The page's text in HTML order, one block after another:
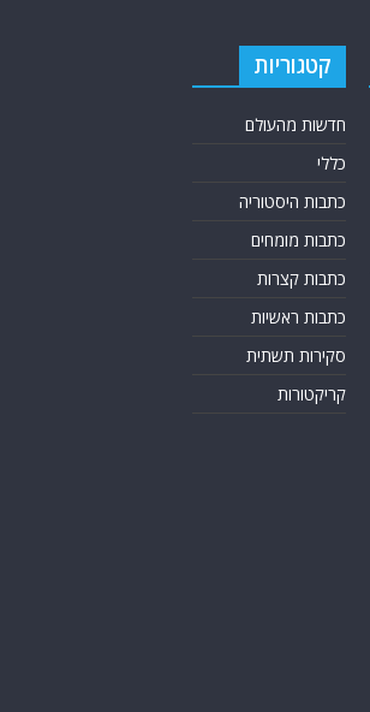
קטגוריות
חדשות מהעולם
כללי
כתבות היסטוריה
כתבות מומחים
כתבות קצרות
כתבות ראשיות
סקירות תשתית
קריקטורות